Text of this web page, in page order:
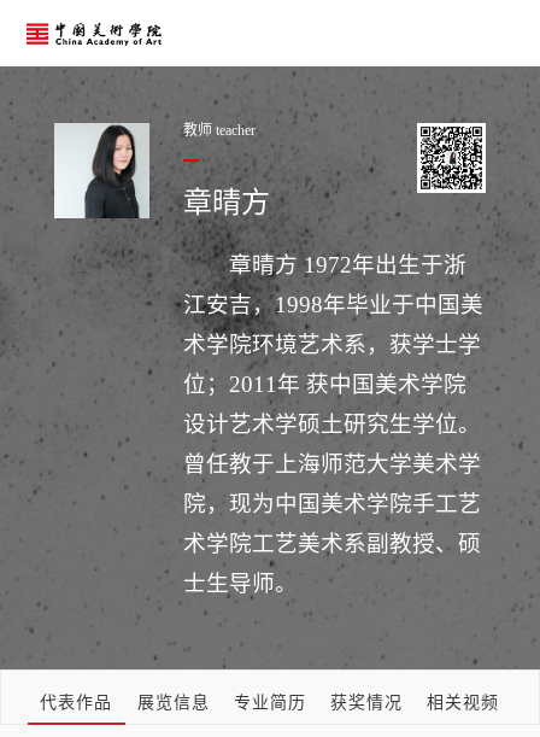
教师 teacher
章晴方
章晴方 1972年出生于浙
江安吉，1998年毕业于中国美
术学院环境艺术系，获学士学
位；2011年 获中国美术学院
设计艺术学硕土研究生学位。
曾任教于上海师范大学美术学
院，现为中国美术学院手工艺
术学院工艺美术系副教授、硕
士生导师。
代表作品 展览信息 专业简历 获奖情况 相关视频